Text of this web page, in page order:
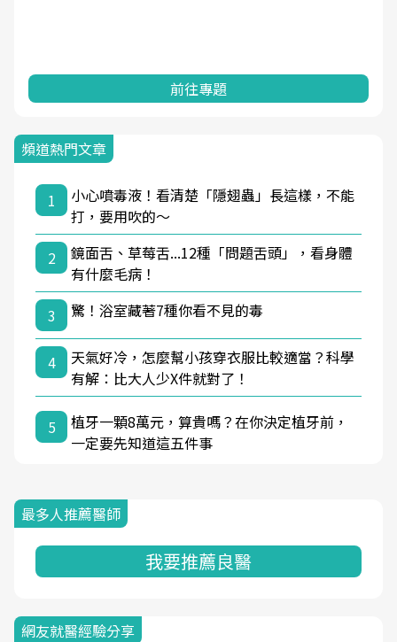
前往專題
頻道熱門文章
1
小心噴毒液！看清楚「隱翅蟲」長這樣，不能
打，要用吹的～
2
鏡面舌、草莓舌...12種「問題舌頭」，看身體
有什麼毛病！
3
驚！浴室藏著7種你看不見的毒
4
天氣好冷，怎麼幫小孩穿衣服比較適當？科學
有解：比大人少X件就對了！
5
植牙一顆8萬元，算貴嗎？在你決定植牙前，
一定要先知道這五件事
最多人推薦醫師
我要推薦良醫
網友就醫經驗分享